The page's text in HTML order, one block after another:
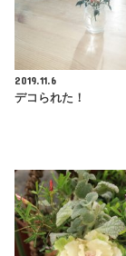
2019.11.6
デコられた！